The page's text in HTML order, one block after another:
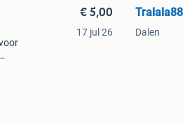
€ 5,00
17 jul 26
Tralala88
Dalen